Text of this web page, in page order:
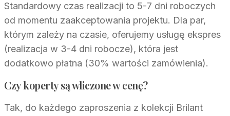
Standardowy czas realizacji to 5-7 dni roboczych
od momentu zaakceptowania projektu. Dla par,
którym zależy na czasie, oferujemy usługę ekspres
(realizacja w 3-4 dni robocze), która jest
dodatkowo płatna (30% wartości zamówienia).
Czy koperty są wliczone w cenę?
Tak, do każdego zaproszenia z kolekcji Brilant